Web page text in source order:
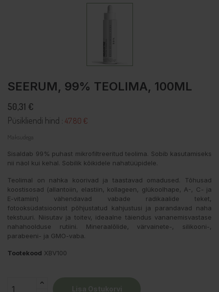
SEERUM, 99% TEOLIMA, 100ML
50,31 €
Püsikliendi hind : 47.80 €
Maksudega
Sisaldab 99% puhast mikrofiltreeritud teolima. Sobib kasutamiseks
nii näol kui kehal. Sobilik kõikidele nahatüüpidele.
Teolimal on nahka koorivad ja taastavad omadused. Tõhusad
koostisosad (allantoiin, elastiin, kollageen, glükoolhape, A-, C- ja
E-vitamiin) vähendavad vabade radikaalide teket,
fotooksüdatsioonist põhjustatud kahjustusi ja parandavad naha
tekstuuri. Niisutav ja toitev, ideaalne täiendus vananemisvastase
nahahoolduse rutiini. Mineraalõlide, värvainete-, silikooni-,
parabeeni- ja GMO-vaba.
Tootekood XBV100